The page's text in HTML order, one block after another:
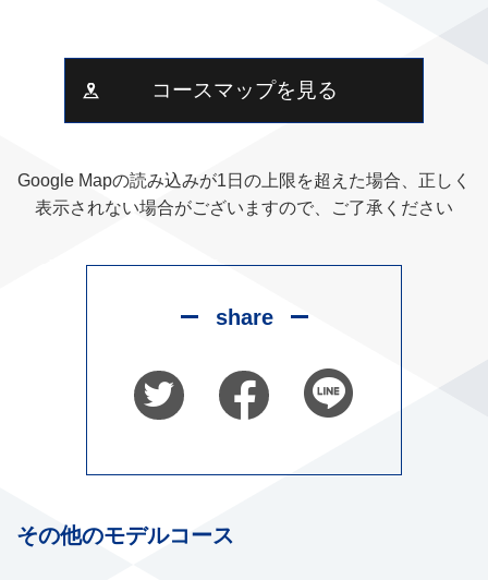
コースマップを見る
Google Mapの読み込みが1日の上限を超えた場合、正しく
表示されない場合がございますので、ご了承ください
share
その他のモデルコース